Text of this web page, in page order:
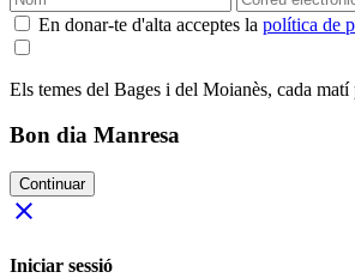
En donar-te d'alta acceptes la política de
Els temes del Bages i del Moianès, cada matí
Bon dia Manresa
Continuar
close
Iniciar sessió